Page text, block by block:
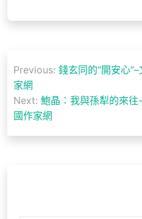
章
導
覽
Previous: 錢玄同的“開安心
家網
Next: 鮑晶：我與孫犁的來
國作家網